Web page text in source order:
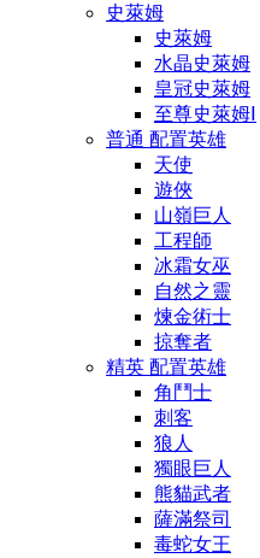
史萊姆
史萊姆
水晶史萊姆
皇冠史萊姆
至尊史萊姆Ⅰ
普通 配置英雄
天使
遊俠
山嶺巨人
工程師
冰霜女巫
自然之靈
煉金術士
掠奪者
精英 配置英雄
角鬥士
刺客
狼人
獨眼巨人
熊貓武者
薩滿祭司
毒蛇女王